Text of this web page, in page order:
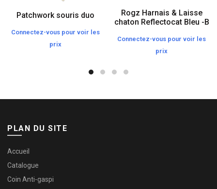
Patchwork souris duo
Connectez-vous pour voir les
prix
Rogz Harnais & Laisse
chaton Reflectocat Bleu -B
Connectez-vous pour voir les
prix
PLAN DU SITE
Accueil
Catalogue
Coin Anti-gaspi